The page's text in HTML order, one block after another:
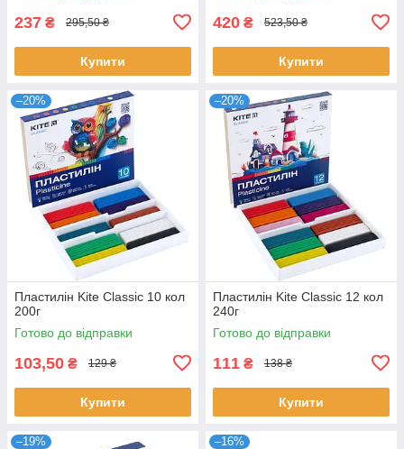
237 ₴ 295,50 ₴
Купити
420 ₴ 523,50 ₴
Купити
–20%
Пластилін Kite Classic 10 кол
200г
Готово до відправки
103,50 ₴ 129 ₴
Купити
–20%
Пластилін Kite Classic 12 кол
240г
Готово до відправки
111 ₴ 138 ₴
Купити
–19% –16%